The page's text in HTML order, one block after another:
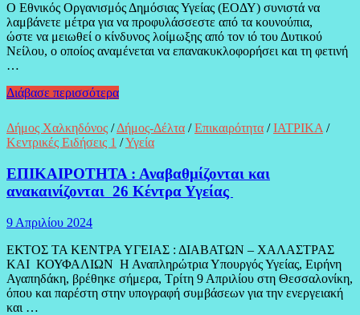
Δήμο
Χαλκηδόνος
Ο Εθνικός Οργανισμός Δημόσιας Υγείας (ΕΟΔΥ) συνιστά να
λαμβάνετε μέτρα για να προφυλάσσεστε από τα κουνούπια,
ώστε να μειωθεί ο κίνδυνος λοίμωξης από τον ιό του Δυτικού
Νείλου, ο οποίος αναμένεται να επανακυκλοφορήσει και τη φετινή
…
ΕΟΔΥ:
από
τα
κουνούπια
τον
ιό
Δυτικού
Διάβασε περισσότερα
Δήμος Χαλκηδόνος /Δήμος-Δέλτα /Επικαιρότητα /ΙΑΤΡΙΚΑ /
Κεντρικές Ειδήσεις 1 /Υγεία
ΕΠΙΚΑΙΡΟΤΗΤΑ : Αναβαθμίζονται και
ανακαινίζονται 26 Κέντρα Υγείας
9 Απριλίου 2024
ΕΚΤΟΣ ΤΑ ΚΕΝΤΡΑ ΥΓΕΙΑΣ : ΔΙΑΒΑΤΩΝ – ΧΑΛΑΣΤΡΑΣ
ΚΑΙ ΚΟΥΦΑΛΙΩΝ Η Αναπληρώτρια Υπουργός Υγείας, Ειρήνη
Αγαπηδάκη, βρέθηκε σήμερα, Τρίτη 9 Απριλίου στη Θεσσαλονίκη,
όπου και παρέστη στην υπογραφή συμβάσεων για την ενεργειακή
και …